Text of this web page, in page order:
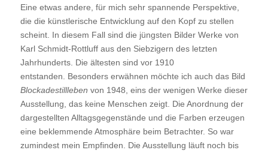
Eine etwas andere, für mich sehr spannende Perspektive,
die die künstlerische Entwicklung auf den Kopf zu stellen
scheint. In diesem Fall sind die jüngsten Bilder Werke von
Karl Schmidt-Rottluff aus den Siebzigern des letzten
Jahrhunderts. Die ältesten sind vor 1910
entstanden. Besonders erwähnen möchte ich auch das Bild
Blockadestillleben von 1948, eins der wenigen Werke dieser
Ausstellung, das keine Menschen zeigt. Die Anordnung der
dargestellten Alltagsgegenstände und die Farben erzeugen
eine beklemmende Atmosphäre beim Betrachter. So war
zumindest mein Empfinden. Die Ausstellung läuft noch bis